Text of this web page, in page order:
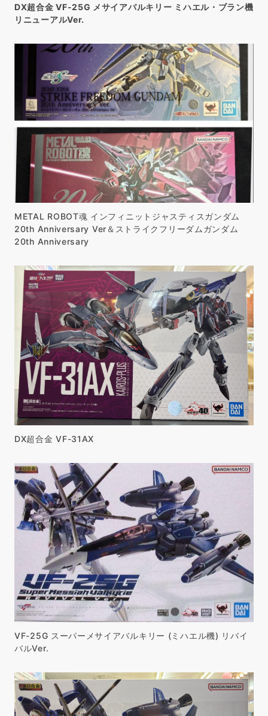
DX超合金 VF-25G メサイアバルキリー ミハエル・ブラン機
リニューアルVer.
METAL ROBOT魂 インフィニットジャスティスガンダム
20th Anniversary Ver＆ストライクフリーダムガンダム
20th Anniversary
DX超合金 VF-31AX
VF-25G スーパーメサイアバルキリー (ミハエル機) リバイ
バルVer.